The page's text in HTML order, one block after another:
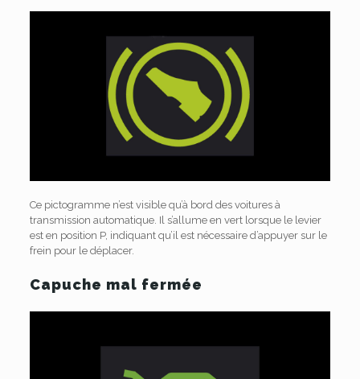
Ce pictogramme n’est visible qu’à bord des voitures à
transmission automatique. Il s’allume en vert lorsque le levier
est en position P, indiquant qu’il est nécessaire d’appuyer sur le
frein pour le déplacer.
Capuche mal fermée